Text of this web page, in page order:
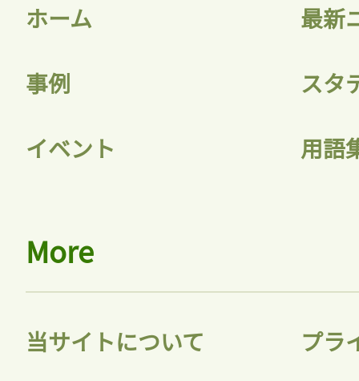
記事をお気に入りに
ログインが必
会員登録
ホーム 最新
事例 スタ
イベント 用語
More
当サイトについて プラ